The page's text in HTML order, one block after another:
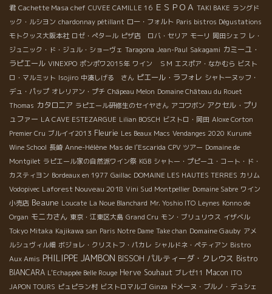
君 Cachette Masa chef CUVEE CAMILLE 16 ＥＳＰＯＡ TAKI BAKE ラングド
ック・ルシヨン chardonnay pétillant ロー・フォルト Paris bistros Dégustations
モトクッス大阪本社 ロゼ・ぺタール ピザ店 ロバ・セリア モーリ 岡田シェフ レ・
ジュニック・ド・ジュル・ショーヴェ Taragona Jean-Paul Sakagami カミーユ・
ラピエール VINEXPO ポンポワ2015年 ワイン ＳＭ エスポア・なかむら ビスト
ロ・マルミット Isojiro 中湊しげる さん ピエール・ラフォレ シャトーヌッフ・
デュ・パップ オレリアン・プチ Châpeau Melon Domaine Château du Rouet
Thomas カタロニア ラピエール研修生のセイヤさん アコワボン アクセル・プリ
ュファー LA CAVE ESTEZARGUE Lilian BOSCH ビストロ・岡田 Aloxe Corton
Premier Cru ブルイイ2013 Fleurie Les Beaux Macs Vendanges 2020 Kurumé
Wine School 長崎 Anne-Hélène Mas de l'Escarida CPV ツアー Domaine de
Montgilet ラピエール家の自然派ワイン祭 KGB シャトー・プピーユ・コート・ド・
カスティヨン Bordeaux en 1977 Gaillac DOMAINE LES HAUTES TERRES カリム
Vodopivec Laforest Nouveau 2018 Vini Sud Montpellier Domaine Sabre ワイン
小売店 Beaune Loucate La Noue Blanchard Mr. Yoshio ITO Leynes Konno de
Organ モニカさん 東京・江東区大島 Grand Cru モン・ブリュリウス イザベル
Tokyo Mitaka Kajikawa san Paris Notre Dame Take chan Domaine Gauby アメ
ルシュヴィル畑 ボジョレ・クリストフ・パカレ シャルドネ・ペティアン Bistro
Aux Amis PHILIPPE JAMBON BISSOH パルティーダ・クレウス Bistro
BIANCARA L'Echappée Belle Rouge Herve Souhaut ブレゼ11 Macon ITO
JAPON TOURS ピュピラン村 ビストロマルゴ Ginza ドメーヌ・ブルノ・デュシェ